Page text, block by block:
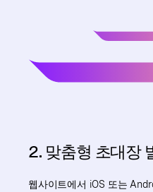
2. 맞춤형 초대장
웹사이트에서 iOS 또는